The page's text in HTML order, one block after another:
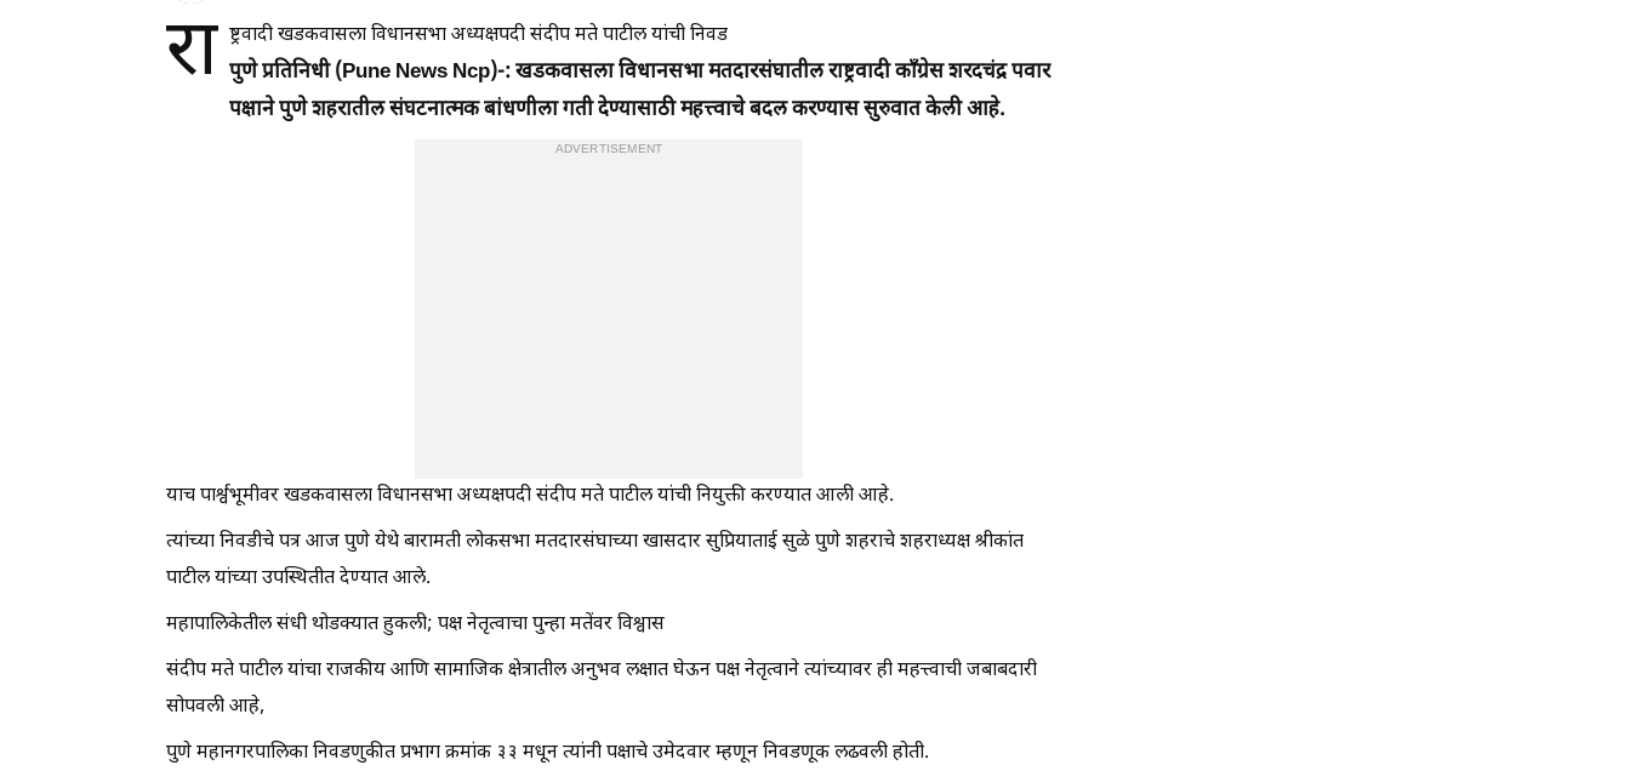
रा ष्ट्रवादी खडकवासला विधानसभा अध्यक्षपदी संदीप मते पाटील यांची निवड
पुणे प्रतिनिधी (Pune News Ncp)-: खडकवासला विधानसभा मतदारसंघातील राष्ट्रवादी काँग्रेस शरदचंद्र पवार
पक्षाने पुणे शहरातील संघटनात्मक बांधणीला गती देण्यासाठी महत्त्वाचे बदल करण्यास सुरुवात केली आहे.
ADVERTISEMENT
याच पार्श्वभूमीवर खडकवासला विधानसभा अध्यक्षपदी संदीप मते पाटील यांची नियुक्ती करण्यात आली आहे.
त्यांच्या निवडीचे पत्र आज पुणे येथे बारामती लोकसभा मतदारसंघाच्या खासदार सुप्रियाताई सुळे पुणे शहराचे शहराध्यक्ष श्रीकांत
पाटील यांच्या उपस्थितीत देण्यात आले.
महापालिकेतील संधी थोडक्यात हुकली; पक्ष नेतृत्वाचा पुन्हा मतेंवर विश्वास
संदीप मते पाटील यांचा राजकीय आणि सामाजिक क्षेत्रातील अनुभव लक्षात घेऊन पक्ष नेतृत्वाने त्यांच्यावर ही महत्त्वाची जबाबदारी
सोपवली आहे,
पुणे महानगरपालिका निवडणुकीत प्रभाग क्रमांक ३३ मधून त्यांनी पक्षाचे उमेदवार म्हणून निवडणूक लढवली होती.